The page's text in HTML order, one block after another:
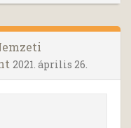
2021. április 26.